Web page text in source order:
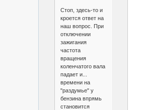
Стоп, здесь-то и
кроется ответ на
наш вопрос. При
отключении
зажигания
частота
вращения
коленчатого вала
падает и...
времени на
"раздумье" у
бензина впрямь
становится